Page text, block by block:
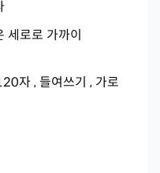
세로로 가까이
자 , 들여쓰기 , 가로